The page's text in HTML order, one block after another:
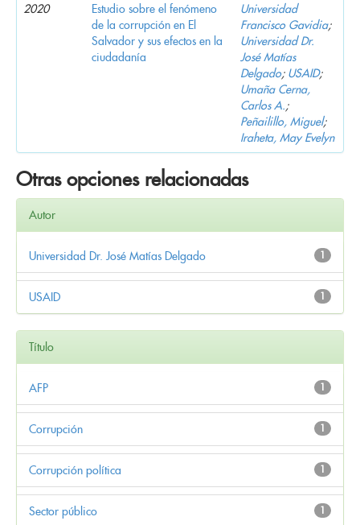
2020
Estudio sobre el fenómeno
de la corrupción en El
Salvador y sus efectos en la
ciudadanía
Universidad
Francisco Gavidia;
Universidad Dr.
José Matías
Delgado; USAID;
Umaña Cerna,
Carlos A.;
Peñailillo, Miguel;
Iraheta, May Evelyn
Otras opciones relacionadas
Autor
1
Universidad Dr. José Matías Delgado
1
USAID
Título
1
AFP
1
Corrupción
1
Corrupción política
1
Sector público